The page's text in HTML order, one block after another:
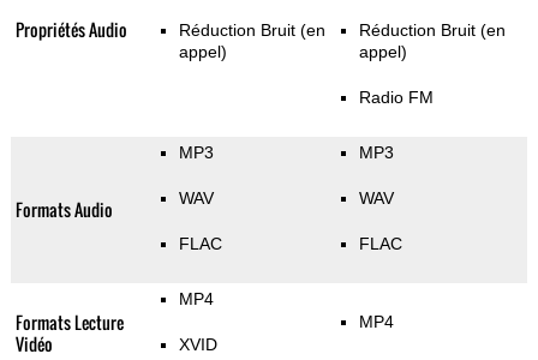
Propriétés Audio
Réduction Bruit (en
appel)
Réduction Bruit (en
appel)
Radio FM
Formats Audio
MP3
WAV
FLAC
MP3
WAV
FLAC
Formats Lecture
Vidéo
MP4
XVID
MP4